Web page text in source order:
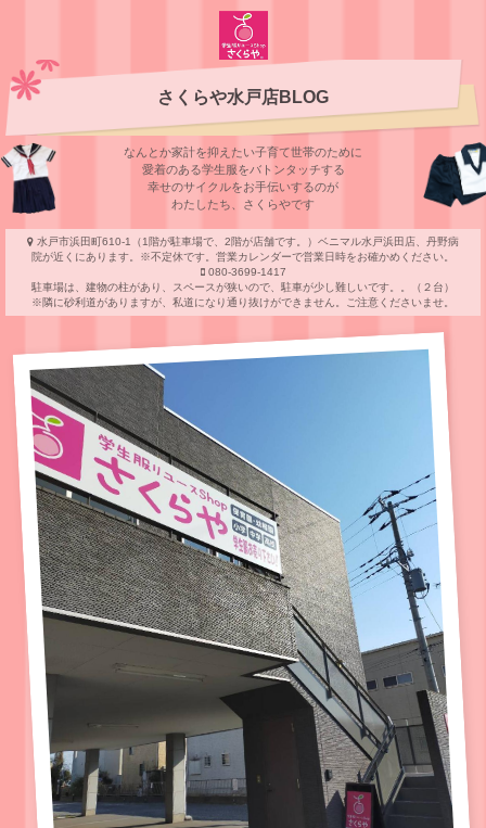
さくらや水戸店BLOG
なんとか家計を抑えたい子育て世帯のために
愛着のある学⽣服をバトンタッチする
幸せのサイクルをお⼿伝いするのが
わたしたち、さくらやです
水戸市浜田町610-1（1階が駐車場で、2階が店舗です。）ベニマル水戸浜田店、丹野病
院が近くにあります。※不定休です。営業カレンダーで営業日時をお確かめください。
080-3699-1417
駐車場は、建物の柱があり、スペースが狭いので、駐車が少し難しいです。。（２台）
※隣に砂利道がありますが、私道になり通り抜けができません。ご注意くださいませ。